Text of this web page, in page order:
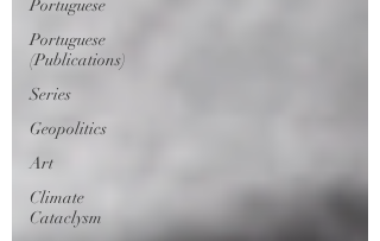
Portuguese
Portuguese
(Publications)
Series
Geopolitics
Art
Climate
Cataclysm